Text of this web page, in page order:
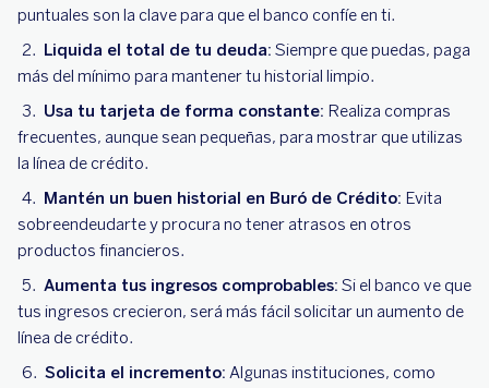
puntuales son la clave para que el banco confíe en ti.
Liquida el total de tu deuda: Siempre que puedas, paga
más del mínimo para mantener tu historial limpio.
Usa tu tarjeta de forma constante: Realiza compras
frecuentes, aunque sean pequeñas, para mostrar que utilizas
la línea de crédito.
Mantén un buen historial en Buró de Crédito: Evita
sobreendeudarte y procura no tener atrasos en otros
productos financieros.
Aumenta tus ingresos comprobables: Si el banco ve que
tus ingresos crecieron, será más fácil solicitar un aumento de
línea de crédito.
Solicita el incremento: Algunas instituciones, como